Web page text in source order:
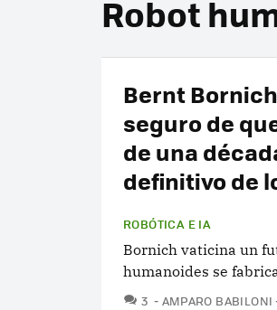
Robot
Bernt
seguro de
de una
definitivo de
ROBÓTICA E IA
Bornich vaticina un
humanoides se
3 COMENTARIOS
AMPARO BABILONI